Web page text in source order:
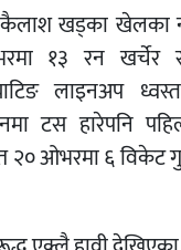
कैलाश खड्का खेलका
१३ रन खर्चेर
लाइनअप
टस हारेपनि
२० ओभरमा ६